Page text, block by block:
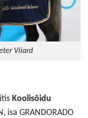
Viiard
Koolisõidu
isa GRANDORADO